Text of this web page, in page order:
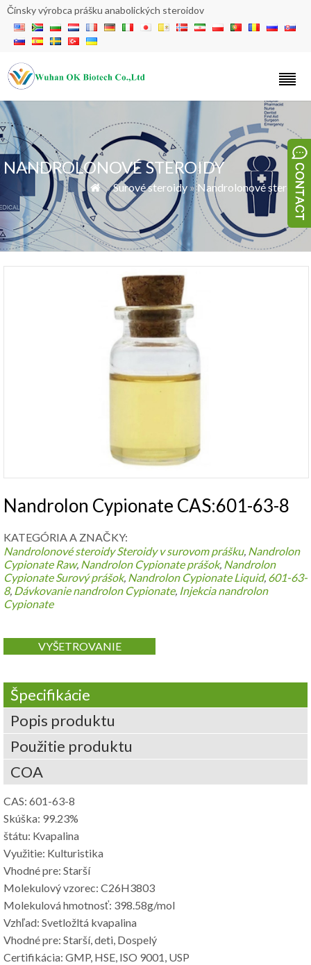
Čínsky výrobca prášku anabolických steroidov
NANDROLONOVÉ STEROIDY
 »Surové steroidy »Nandrolonové steroidy
Nandrolon Cypionate CAS:601-63-8
KATEGÓRIA A ZNAČKY:
Nandrolonové steroidy Steroidy v surovom prášku, Nandrolon
Cypionate Raw, Nandrolon Cypionate prášok, Nandrolon
Cypionate Surový prášok, Nandrolon Cypionate Liquid, 601-63-
8, Dávkovanie nandrolon Cypionate, Injekcia nandrolon
Cypionate
VYŠETROVANIE
Špecifikácie
Popis produktu
Použitie produktu
COA
CAS: 601-63-8
Skúška: 99.23%
štátu: Kvapalina
Využitie: Kulturistika
Vhodné pre: Starší
Molekulový vzorec: C26H3803
Molekulová hmotnosť: 398.58g/mol
Vzhľad: Svetložltá kvapalina
Vhodné pre: Starší, deti, Dospelý
Certifikácia: GMP, HSE, ISO 9001, USP